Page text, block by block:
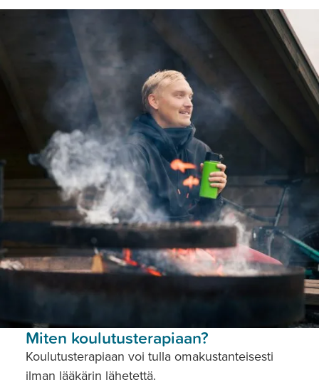
Miten koulutusterapiaan?
Koulutusterapiaan voi tulla omakustanteisesti
ilman lääkärin lähetettä.